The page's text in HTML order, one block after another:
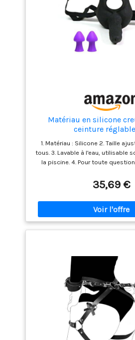
Matériau en silicone
ceinture
1. Matériau : Silicone 2. Taille
tous. 3. Lavable à l'eau, utilisable
la piscine. 4. Pour toute
apporterons une réponse
35,69 €